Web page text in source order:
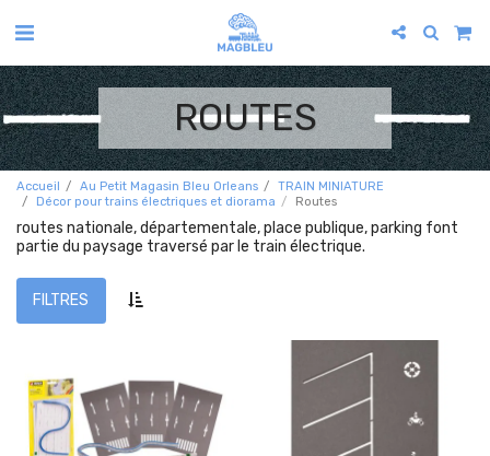
ROUTES
Accueil Au Petit Magasin Bleu Orleans
TRAIN MINIATURE
Décor pour trains électriques et diorama
Routes
routes nationale, départementale, place publique, parking font
partie du paysage traversé par le train électrique.
FILTRES